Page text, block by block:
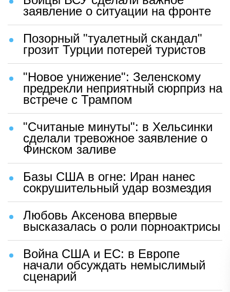
заявление о ситуации на фронте
Позорный "туалетный скандал"
грозит Турции потерей туристов
"Новое унижение": Зеленскому
предрекли неприятный сюрприз на
встрече с Трампом
"Считаные минуты": в Хельсинки
сделали тревожное заявление о
Финском заливе
Базы США в огне: Иран нанес
сокрушительный удар возмездия
Любовь Аксенова впервые
высказалась о роли порноактрисы
Война США и ЕС: в Европе
начали обсуждать немыслимый
сценарий